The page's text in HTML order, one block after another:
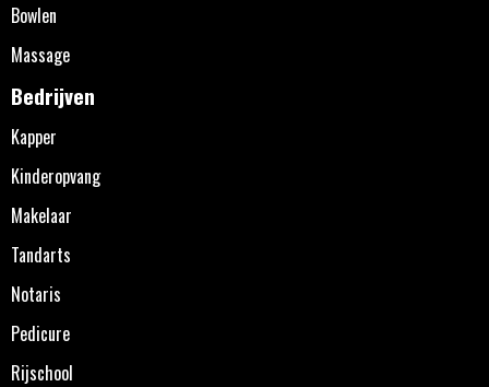
Bowlen
Massage
Bedrijven
Kapper
Kinderopvang
Makelaar
Tandarts
Notaris
Pedicure
Rijschool